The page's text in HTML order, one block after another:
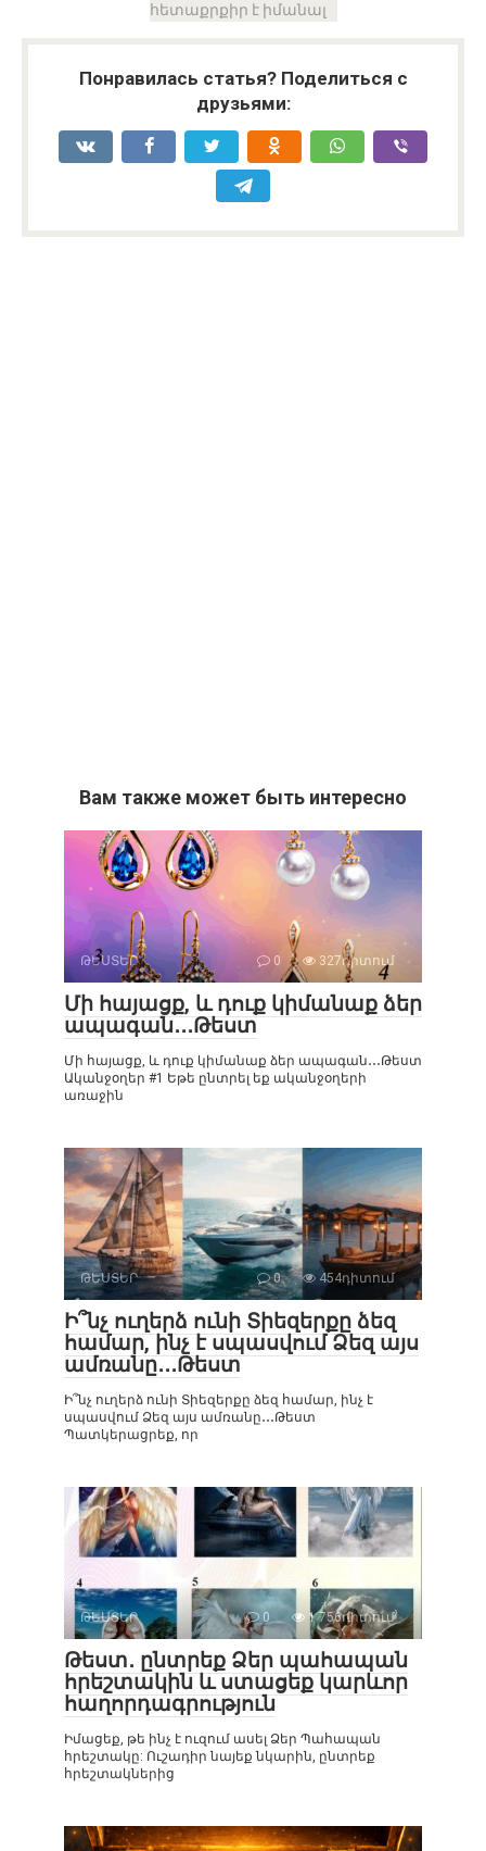
հետաքրքիր է իմանալ
Понравилась статья? Поделиться с
друзьями:
Вам также может быть интересно
ԹԵՍՏԵՐ 0 327դիտում
Մի հայացք, և դուք կիմանաք ձեր
ապագան․․․Թեստ
Մի հայացք, և դուք կիմանաք ձեր ապագան․․․Թեստ
Ականջօղեր #1 Եթե ընտրել եք ականջօղերի
առաջին
ԹԵՍՏԵՐ 0 454դիտում
Ի՞նչ ուղերձ ունի Տիեզերքը ձեզ
համար, ինչ է սպասվում Ձեզ այս
ամռանը․․․Թեստ
Ի՞նչ ուղերձ ունի Տիեզերքը ձեզ համար, ինչ է
սպասվում Ձեզ այս ամռանը․․․Թեստ
Պատկերացրեք, որ
ԹԵՍՏԵՐ 0 1 756դիտում
Թեստ․ ընտրեք Ձեր պահապան
հրեշտակին և ստացեք կարևոր
հաղորդագրություն
Իմացեք, թե ինչ է ուզում ասել Ձեր Պահապան
հրեշտակը: Ուշադիր նայեք նկարին, ընտրեք
հրեշտակներից